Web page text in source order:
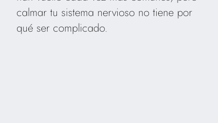
calmar tu sistema nervioso no tiene por
qué ser complicado.